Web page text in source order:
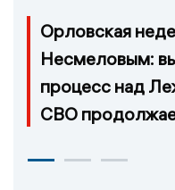
Орловская
Несмеловым:
процесс над
СВО